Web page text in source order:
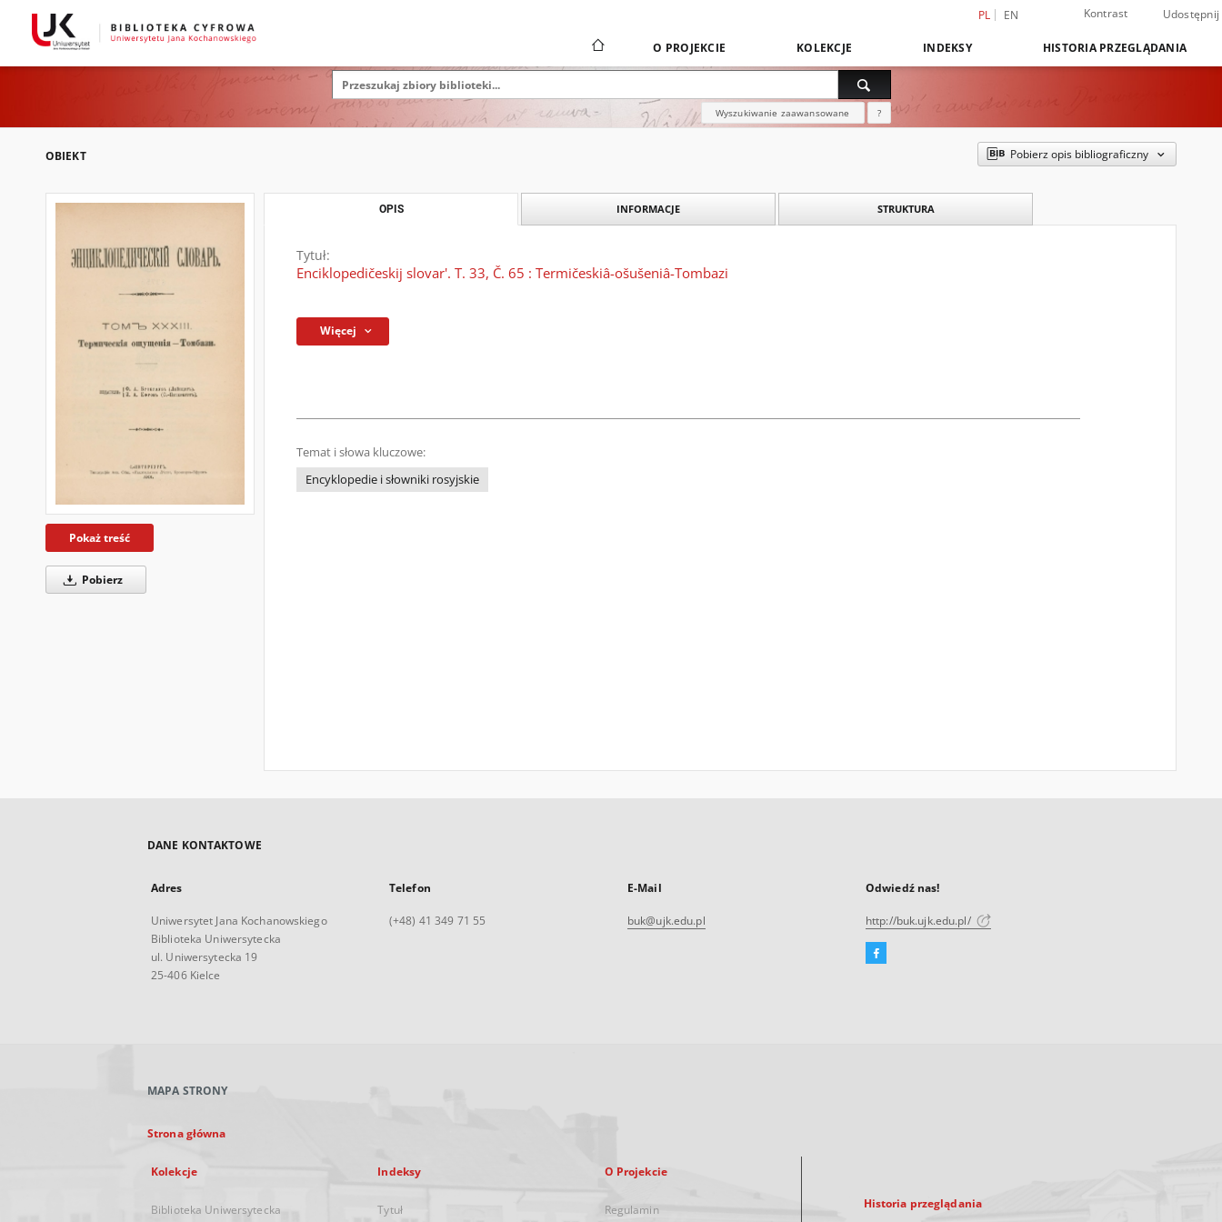
PL EN Kontrast Udostępnij
O PROJEKCIE KOLEKCJE INDEKSY HISTORIA PRZEGLĄDANIA
Wyszukiwanie zaawansowane ?
OBIEKT Pobierz opis bibliograficzny
Pokaż treść
Pobierz
OPIS INFORMACJE STRUKTURA
Tytuł:
Enciklopedičeskij slovar'. T. 33, Č. 65 : Termičeskiâ-ošušeniâ-Tombazi
Więcej
Temat i słowa kluczowe:
Encyklopedie i słowniki rosyjskie
DANE KONTAKTOWE
Adres
Uniwersytet Jana Kochanowskiego
Biblioteka Uniwersytecka
ul. Uniwersytecka 19
25-406 Kielce
Telefon
(+48) 41 349 71 55
E-Mail
buk@ujk.edu.pl
Odwiedź nas!
http://buk.ujk.edu.pl/
Facebook
MAPA STRONY
Strona główna
Kolekcje
Biblioteka Uniwersytecka
Indeksy
Tytuł
O Projekcie
Regulamin Historia przeglądania